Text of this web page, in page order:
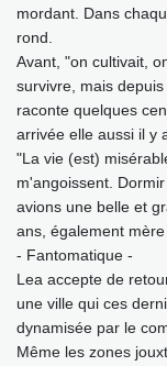
mordant. Dans
rond.
Avant, "on cultivait,
survivre, mais
raconte quelques
arrivée elle aussi il y
"La vie (est)
m'angoissent.
avions une belle et
ans, également
- Fantomatique -
Lea accepte de
une ville qui ces
dynamisée par le
Même les zones